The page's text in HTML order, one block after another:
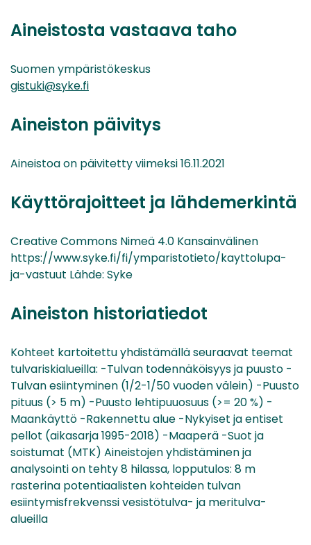
Aineistosta vastaava taho
Suomen ympäristökeskus
gistuki@syke.fi
Aineiston päivitys
Aineistoa on päivitetty viimeksi 16.11.2021
Käyttörajoitteet ja lähdemerkintä
Creative Commons Nimeä 4.0 Kansainvälinen
https://www.syke.fi/fi/ymparistotieto/kayttolupa-
ja-vastuut Lähde: Syke
Aineiston historiatiedot
Kohteet kartoitettu yhdistämällä seuraavat teemat
tulvariskialueilla: -Tulvan todennäköisyys ja puusto -
Tulvan esiintyminen (1/2-1/50 vuoden välein) -Puusto
pituus (> 5 m) -Puusto lehtipuuosuus (>= 20 %) -
Maankäyttö -Rakennettu alue -Nykyiset ja entiset
pellot (aikasarja 1995-2018) -Maaperä -Suot ja
soistumat (MTK) Aineistojen yhdistäminen ja
analysointi on tehty 8 hilassa, lopputulos: 8 m
rasterina potentiaalisten kohteiden tulvan
esiintymisfrekvenssi vesistötulva- ja meritulva-
alueilla